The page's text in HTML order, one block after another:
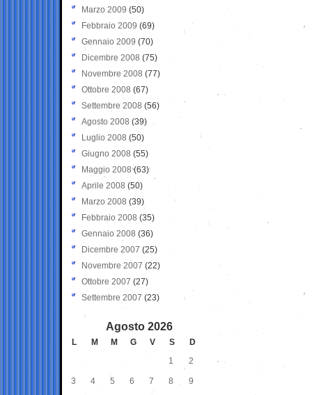
Marzo 2009 (50)
Febbraio 2009 (69)
Gennaio 2009 (70)
Dicembre 2008 (75)
Novembre 2008 (77)
Ottobre 2008 (67)
Settembre 2008 (56)
Agosto 2008 (39)
Luglio 2008 (50)
Giugno 2008 (55)
Maggio 2008(63)
Aprile 2008 (50)
Marzo 2008 (39)
Febbraio 2008 (35)
Gennaio 2008 (36)
Dicembre 2007 (25)
Novembre 2007 (22)
Ottobre 2007 (27)
Settembre 2007 (23)
Agosto 2026
L M M G V S
D
1
2
3 4 5 6 7 8 9